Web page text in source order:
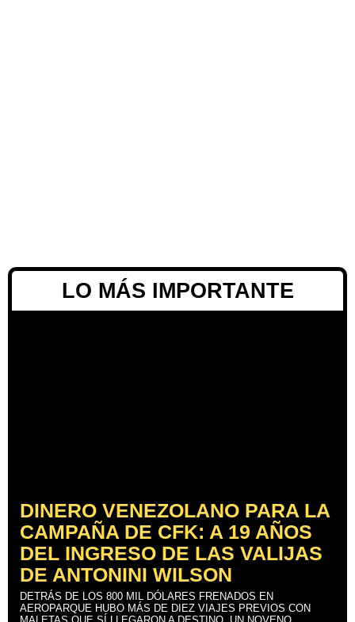
LO MÁS IMPORTANTE
DINERO VENEZOLANO PARA LA
CAMPAÑA DE CFK: A 19 AÑOS
DEL INGRESO DE LAS VALIJAS
DE ANTONINI WILSON
DETRÁS DE LOS 800 MIL DÓLARES FRENADOS EN
AEROPARQUE HUBO MÁS DE DIEZ VIAJES PREVIOS CON